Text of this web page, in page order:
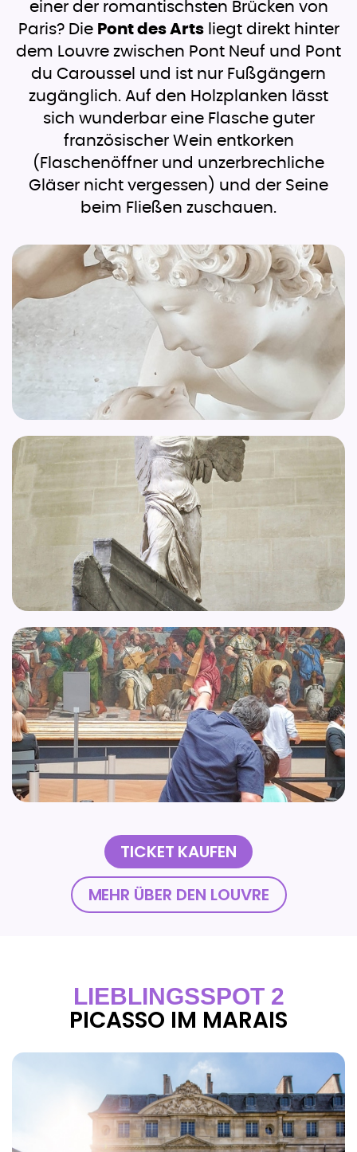
einer der romantischsten Brücken von
Paris? Die Pont des Artsliegt direkt hinter
dem Louvre zwischen Pont Neuf und Pont
du Caroussel und ist nur Fußgängern
zugänglich. Auf den Holzplanken lässt
sich wunderbar eine Flasche guter
französischer Wein entkorken
(Flaschenöffner und unzerbrechliche
Gläser nicht vergessen) und der Seine
beim Fließen zuschauen.
TICKET KAUFEN
MEHR ÜBER DEN LOUVRE
LIEBLINGSSPOT 2
PICASSO IM MARAIS